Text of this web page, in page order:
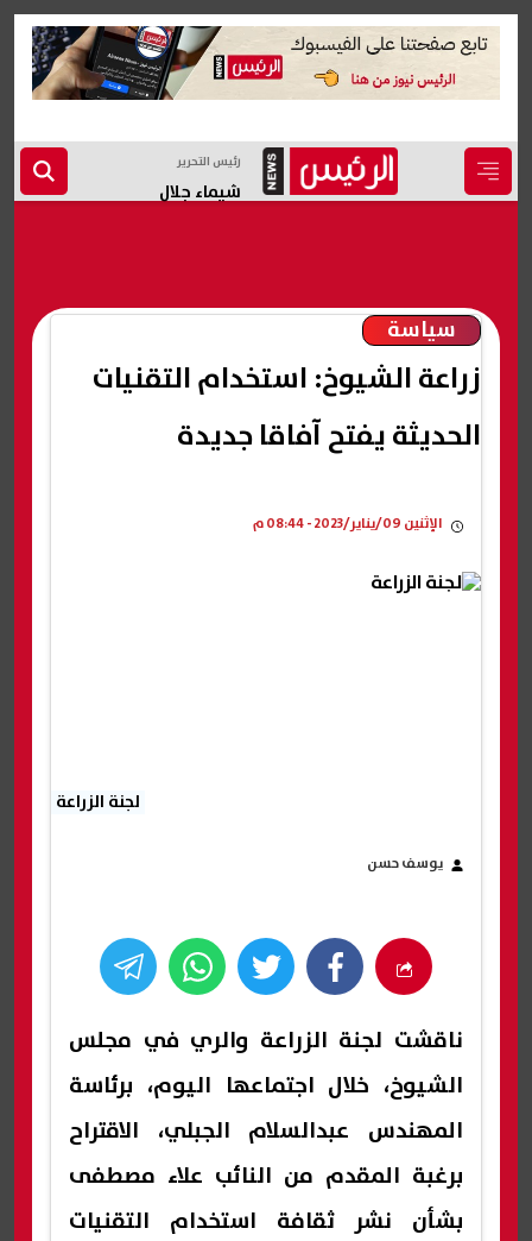
رئيس التحرير
شيماء جلال
سياسة
زراعة الشيوخ: استخدام التقنيات
الحديثة يفتح آفاقا جديدة
الإثنين 09/يناير/2023 - 08:44 م
لجنة الزراعة
يوسف حسن
ناقشت لجنة الزراعة والري في مجلس
الشيوخ، خلال اجتماعها اليوم، برئاسة
المهندس عبدالسلام الجبلي، الاقتراح
برغبة المقدم من النائب علاء مصطفى
بشأن نشر ثقافة استخدام التقنيات